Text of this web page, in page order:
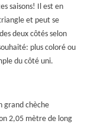
saisons! Il est en
et peut se
deux côtés selon
plus coloré ou
du côté uni.
grand chèche
2,05 mètre de long